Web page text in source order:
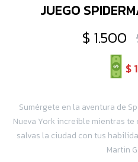
JUEGO
$ 1.500
$
Sumérgete en la aventura de
Nueva York increíble mientras
salvas la ciudad con tus
Martin